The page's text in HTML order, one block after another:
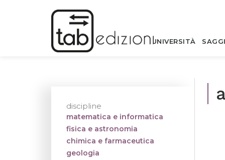
UNIVERSITÀ
discipline
matematica e informatica
fisica e astronomia
chimica e farmaceutica
geologia